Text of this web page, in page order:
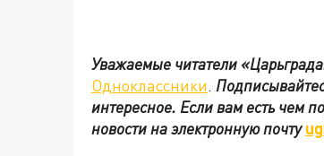
Уважаемые читатели
Одноклассники.
интересное. Если вам есть чем
новости на электронную почту